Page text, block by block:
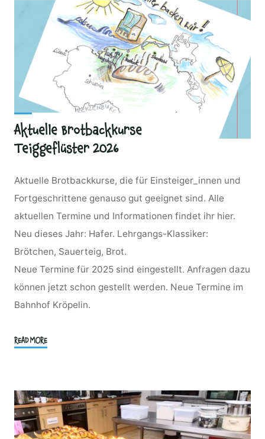
Aktuelle Brotbackkurse
Teiggeflüster 2026
Aktuelle Brotbackkurse, die für Einsteiger_innen und
Fortgeschrittene genauso gut geeignet sind. Alle
aktuellen Termine und Informationen findet ihr hier.
Neu dieses Jahr: Hafer. Lehrgangs-Klassiker:
Brötchen, Sauerteig, Brot.
Neue Termine für 2025 sind eingestellt. Anfragen dazu
können jetzt schon gestellt werden. Neue Termine im
Bahnhof Kröpelin.
READ MORE"Aktuelle